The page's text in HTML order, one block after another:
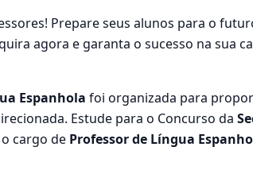
Prepare seus alunos para o
agora e garanta o sucesso na sua
Espanhola foi organizada para
Estude para o Concurso da
cargo de Professor de Língua